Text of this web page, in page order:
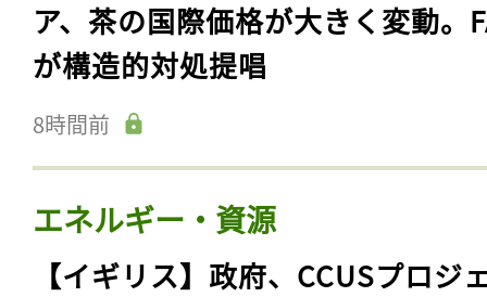
ア、茶の国際価格が大きく変動。
が構造的対処提唱
8時間前
エネルギー・資源
【イギリス】政府、CCUSプロジ